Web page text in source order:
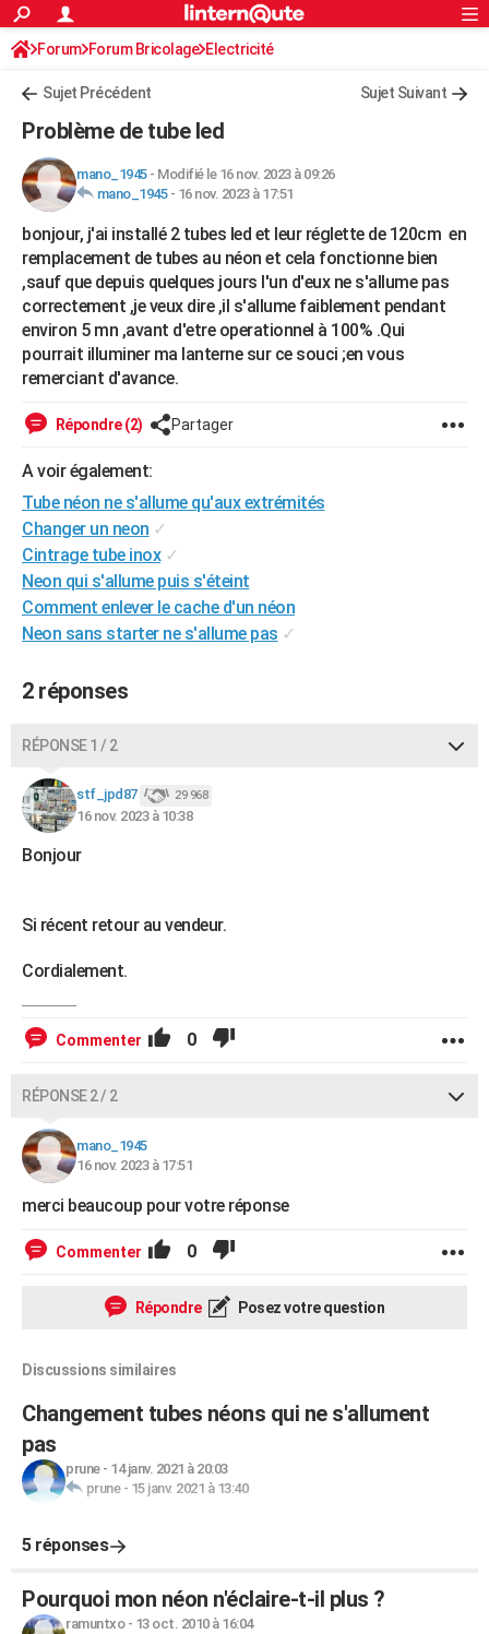
ACTUALITÉS
Politique
Société
Faits Divers
Education
Monde
Villes
+
FINANCE
Retraite
Impôts
Epargne
Immobilier
Risques naturels par ville
Banque
Assurance
Crédit
AUTO
Essais
Réserver un essai
Citadines
Berlines
SUV
Forum auto
+HIGH-TECH
Mobiles
Meilleur smartphone
Internet
Ordinateurs
Jeux vidéo
Guide high-tech
+BRICOLAGE
Forum
Aménagement intérieur
Extérieur
Cuisine
Salle de bains
Jardinage
Rangement
WEEK-END
Guides de France
Escapades
Patrimoine
Expositions
Musées
Week-end nature
+LIFESTYLE
Art de vivre
Bien-être
Loisirs
Mode
Modes de vie
SANTE
Alimentation
Guide de la santé
Maladies
Médicaments
Sommeil
VOYAGE
Destinations
City break
Voyage nature
Voyage de noces
Forum
Climat
+PHOTO
GUIDES D'ACHAT
BONS PLANS
CARTE DE VOEUX
Carte de Noël
Carte Bonne année
Carte Saint-Valentin
Carte Pâques
Carte d'anniversaire
DICTIONNAIRE
PROGRAMME TV
COPAINS D'AVANT
S'inscrire
Se connecter
Lycées
Collèges
Primaires
Universités
Entreprises
Service militaire
Avis de recherche
AVIS DE DÉCÈS
FORUM
S'inscrire
Connexion
Forum Forum Bricolage Electricité
Sujet Précédent Sujet Suivant
Problème de tube led
mano_1945- Modifié le 16 nov. 2023 à 09:26
mano_1945- 16 nov. 2023 à 17:51
bonjour, j'ai installé 2 tubes led et leur réglette de 120cm en
remplacement de tubes au néon et cela fonctionne bien
,sauf que depuis quelques jours l'un d'eux ne s'allume pas
correctement ,je veux dire ,il s'allume faiblement pendant
environ 5 mn ,avant d'etre operationnel à 100% .Qui
pourrait illuminer ma lanterne sur ce souci ;en vous
remerciant d'avance.
Répondre (2) Partager
A voir également:
Tube néon ne s'allume qu'aux extrémités
Changer un neon ✓
Cintrage tube inox ✓
Neon qui s'allume puis s'éteint
Comment enlever le cache d'un néon
Neon sans starter ne s'allume pas ✓
2 réponses
RÉPONSE 1 / 2
stf_jpd87 29 968
16 nov. 2023 à 10:38
Bonjour
Si récent retour au vendeur.
Cordialement.
Commenter 0
RÉPONSE 2 / 2
mano_1945
16 nov. 2023 à 17:51
merci beaucoup pour votre réponse
Commenter 0
Répondre Posez votre question
Discussions similaires
Changement tubes néons qui ne s'allument
pas
prune- 14 janv. 2021 à 20:03
prune- 15 janv. 2021 à 13:40
5 réponses
Pourquoi mon néon n'éclaire-t-il plus ?
ramuntxo- 13 oct. 2010 à 16:04